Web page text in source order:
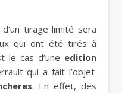
tirage limité sera
qui ont été tirés à
le cas d’une edition
qui a fait l’objet
. En effet, des